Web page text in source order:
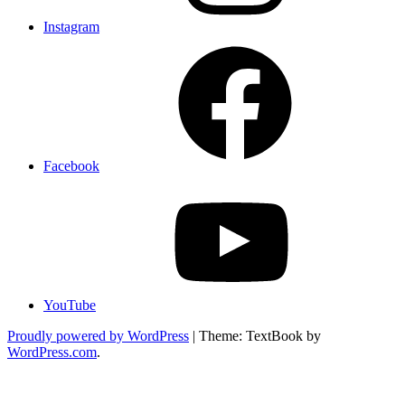
Instagram
Facebook
YouTube
Proudly powered by WordPress | Theme: TextBook by
WordPress.com.